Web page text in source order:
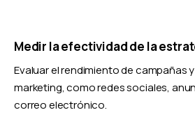
Medir la efectividad de la
Evaluar el rendimiento de campañas
marketing, como redes sociales,
correo electrónico.